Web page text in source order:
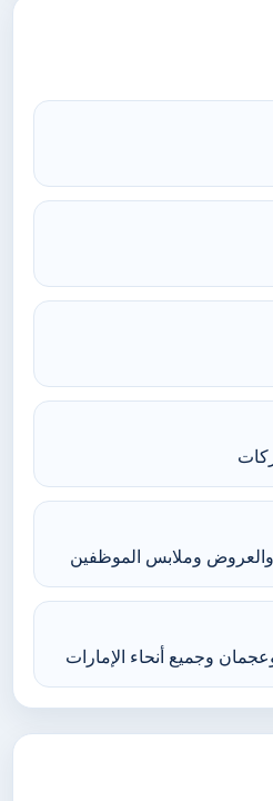
والعروض وملابس الموظفين
وجميع أنحاء الإمارات